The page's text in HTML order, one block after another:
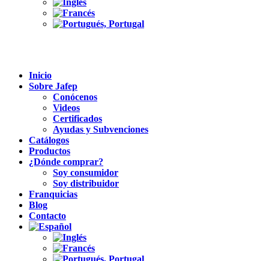
Inicio
Sobre Jafep
Conócenos
Videos
Certificados
Ayudas y Subvenciones
Catálogos
Productos
¿Dónde comprar?
Soy consumidor
Soy distribuidor
Franquicias
Blog
Contacto